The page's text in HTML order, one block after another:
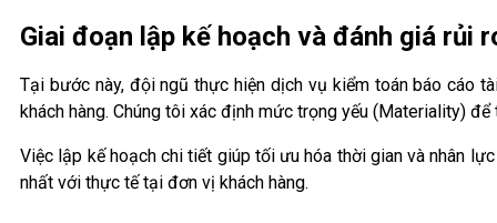
Giai đoạn lập kế hoạch và đánh giá rủi
Tại bước này, đội ngũ thực hiện dịch vụ kiểm toán báo cáo
khách hàng. Chúng tôi xác định mức trọng yếu (Materiality)
Việc lập kế hoạch chi tiết giúp tối ưu hóa thời gian và nhân
nhất với thực tế tại đơn vị khách hàng.